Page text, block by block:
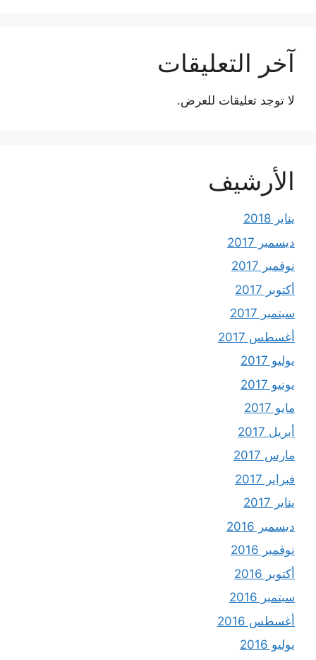
آخر التعليقات
لا توجد تعليقات للعرض.
الأرشيف
يناير 2018
ديسمبر 2017
نوفمبر 2017
أكتوبر 2017
سبتمبر 2017
أغسطس 2017
يوليو 2017
يونيو 2017
مايو 2017
أبريل 2017
مارس 2017
فبراير 2017
يناير 2017
ديسمبر 2016
نوفمبر 2016
أكتوبر 2016
سبتمبر 2016
أغسطس 2016
يوليو 2016